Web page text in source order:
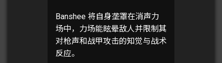
Banshee 将自身垄罩在消声力
场中，力场能眩晕敌人并限制其
对枪声和战甲攻击的知觉与战术
反应。